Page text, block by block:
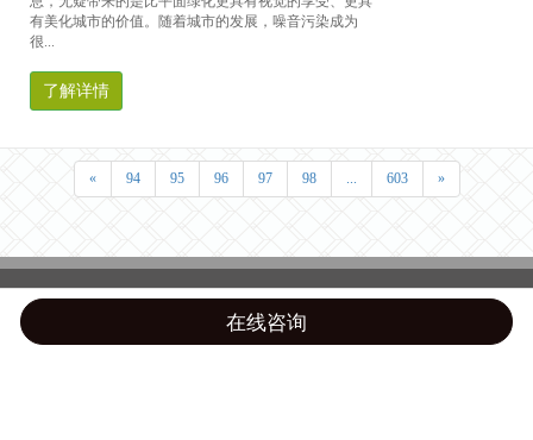
有美化城市的价值。随着城市的发展，噪音污染成为
很...
了解详情
« 94 95 96 97 98 ... 603 »
Top
在线咨询